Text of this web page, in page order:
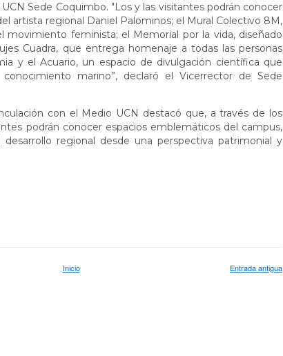
Sede Coquimbo. "Los y las visitantes podrán conocer
artista regional Daniel Palominos; el Mural Colectivo 8M,
movimiento feminista; el Memorial por la vida, diseñado
Cuadra, que entrega homenaje a todas las personas
y el Acuario, un espacio de divulgación científica que
marino”, declaró el Vicerrector de Sede
con el Medio UCN destacó que, a través de los
podrán conocer espacios emblemáticos del campus,
regional desde una perspectiva patrimonial y
Entrada antigua
Inicio